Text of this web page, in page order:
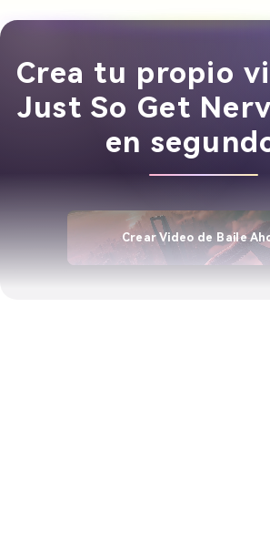
Crea tu propio
Just So Get
en
Crear Video de Baile